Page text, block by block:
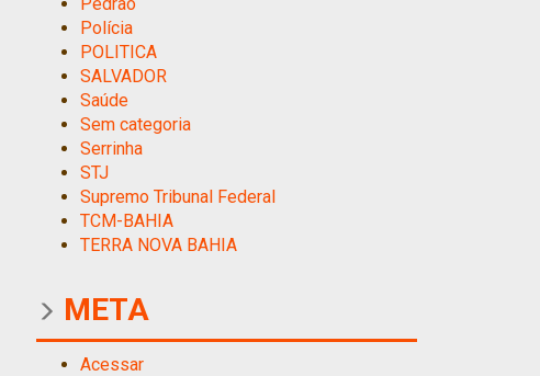
Polícia
POLITICA
SALVADOR
Saúde
Sem categoria
Serrinha
STJ
Supremo Tribunal Federal
TCM-BAHIA
TERRA NOVA BAHIA
META
Acessar